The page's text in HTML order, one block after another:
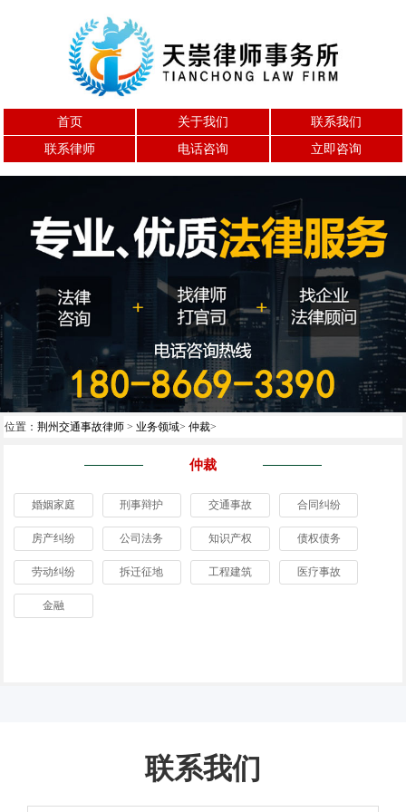
首页 关于我们
联系我们
联系律师
电话咨询 立即咨询
位置： 荆州交通事故律师 > 业务领域> 仲裁>
仲裁
婚姻家庭 刑事辩护 交通事故 合同纠纷
房产纠纷 公司法务 知识产权 债权债务
劳动纠纷 拆迁征地 工程建筑 医疗事故
金融
联系我们